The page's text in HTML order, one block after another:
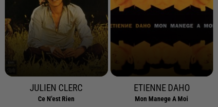
JULIEN CLERC
Ce N'est Rien
ETIENNE DAHO
Mon Manege A Moi